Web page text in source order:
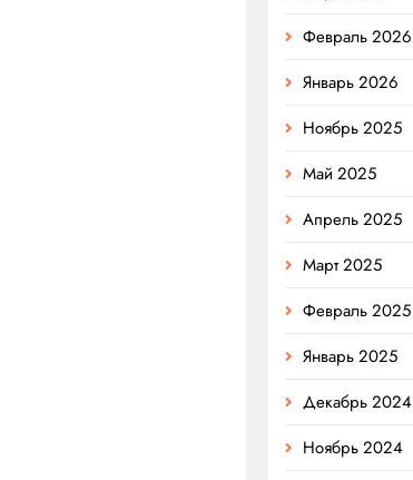
Февраль 2026
Январь 2026
Ноябрь 2025
Май 2025
Апрель 2025
Март 2025
Февраль 2025
Январь 2025
Декабрь 2024
Ноябрь 2024